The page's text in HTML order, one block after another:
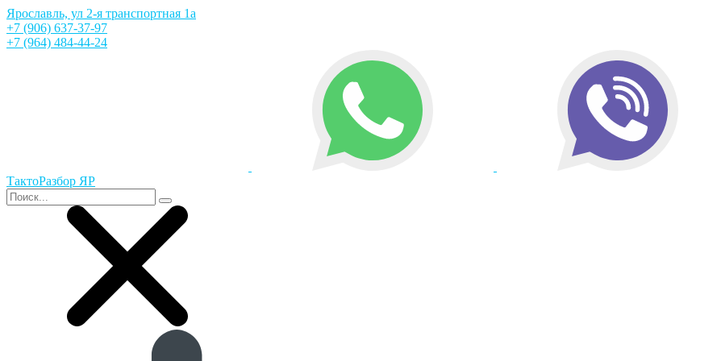
Ярославль, ул 2-я транспортная 1а
+7 (906) 637-37-97
+7 (964) 484-44-24
ТактоРазбор ЯР